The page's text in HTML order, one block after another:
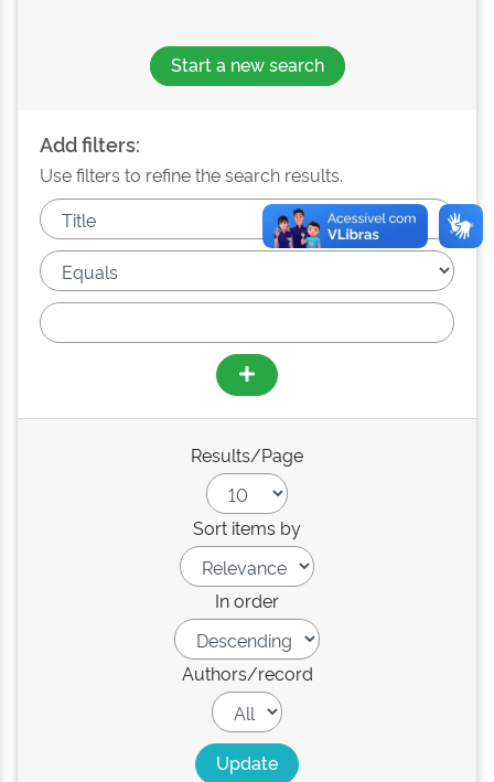
Start a new search
Add filters:
Use filters to refine the search results.
Results/Page
Sort items by
In order
Authors/record